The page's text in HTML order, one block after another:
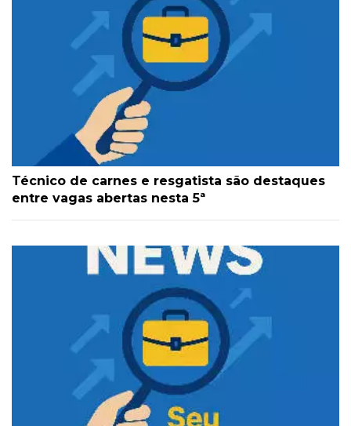
Técnico de carnes e resgatista são destaques
entre vagas abertas nesta 5ª